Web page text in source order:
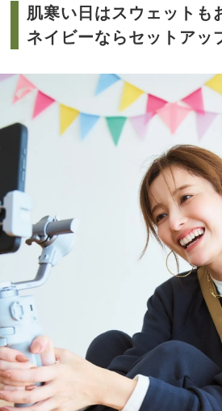
肌寒い日はスウェットも
ネイビーならセットアッ